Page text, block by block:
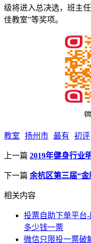
级将进入总决选，班主
佳教室”等奖项。
教室 扬州市 最有 初评
上一篇 2019年健身行业
下一篇 余杭区第三届“
相关内容
投票自助下单平台
多少钱一票
微信只限投一票破